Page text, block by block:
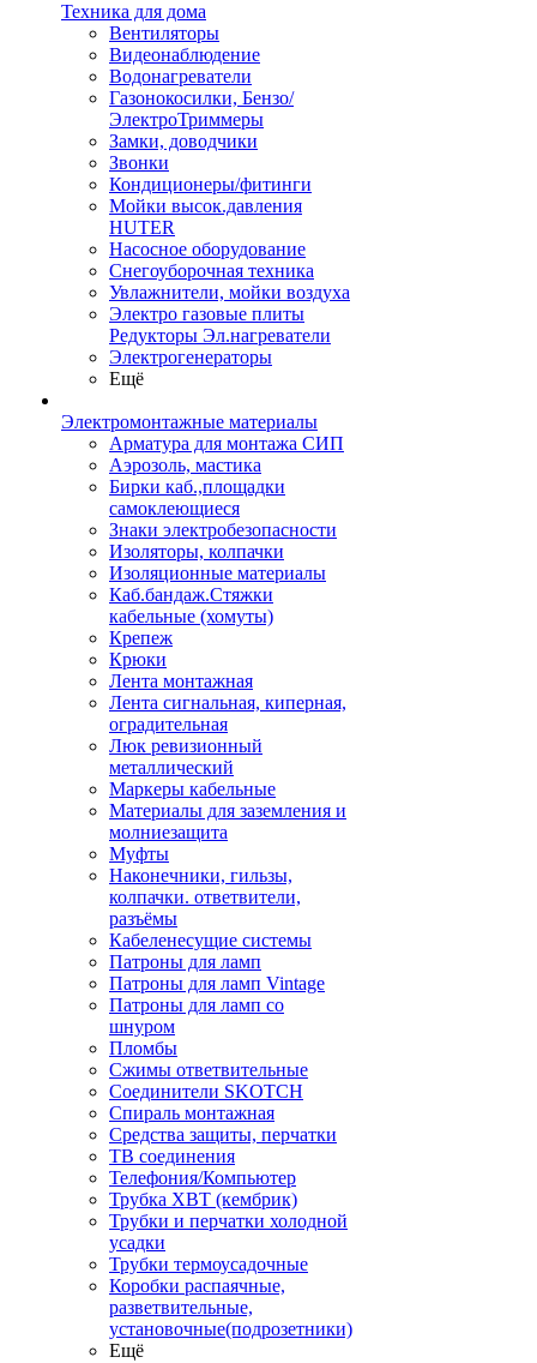
Техника для дома
Вентиляторы
Видеонаблюдение
Водонагреватели
Газонокосилки, Бензо/
ЭлектроТриммеры
Замки, доводчики
Звонки
Кондиционеры/фитинги
Мойки высок.давления
HUTER
Насосное оборудование
Снегоуборочная техника
Увлажнители, мойки воздуха
Электро газовые плиты
Редукторы Эл.нагреватели
Электрогенераторы
Ещё
Электромонтажные материалы
Арматура для монтажа СИП
Аэрозоль, мастика
Бирки каб.,площадки
самоклеющиеся
Знаки электробезопасности
Изоляторы, колпачки
Изоляционные материалы
Каб.бандаж.Стяжки
кабельные (хомуты)
Крепеж
Крюки
Лента монтажная
Лента сигнальная, киперная,
оградительная
Люк ревизионный
металлический
Маркеры кабельные
Материалы для заземления и
молниезащита
Муфты
Наконечники, гильзы,
колпачки. ответвители,
разъёмы
Кабеленесущие системы
Патроны для ламп
Патроны для ламп Vintage
Патроны для ламп со
шнуром
Пломбы
Сжимы ответвительные
Соединители SKOTCH
Спираль монтажная
Средства защиты, перчатки
ТВ соединения
Телефония/Компьютер
Трубка ХВТ (кембрик)
Трубки и перчатки холодной
усадки
Трубки термоусадочные
Коробки распаячные,
разветвительные,
установочные(подрозетники)
Ещё